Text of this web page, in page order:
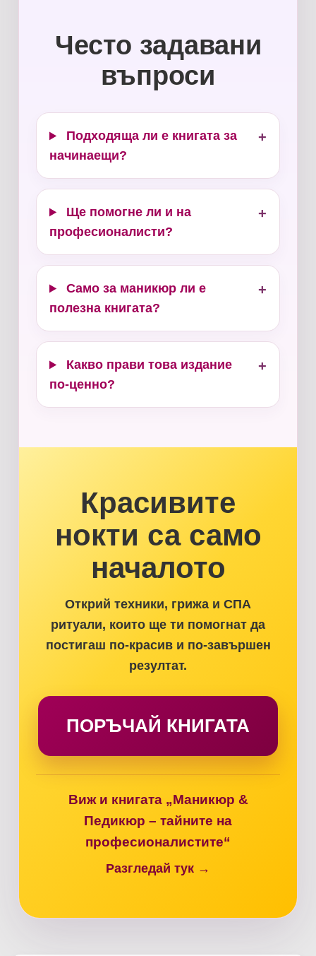
Често задавани
въпроси
Подходяща ли е книгата за
начинаещи?
+
Ще помогне ли и на
професионалисти?
+
Само за маникюр ли е
полезна книгата?
+
Какво прави това издание
по-ценно?
+
Красивите
нокти са само
началото
Открий техники, грижа и СПА
ритуали, които ще ти помогнат да
постигаш по-красив и по-завършен
резултат.
ПОРЪЧАЙ КНИГАТА
Виж и книгата „Маникюр &
Педикюр – тайните на
професионалистите“
Разгледай тук →